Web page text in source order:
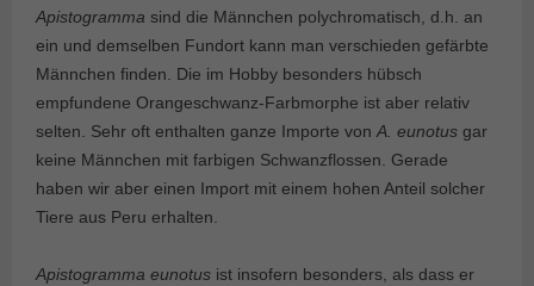
Apistogramma sind die Männchen polychromatisch, d.h. an
ein und demselben Fundort kann man verschieden gefärbte
Männchen finden. Die im Hobby besonders hübsch
empfundene Orangeschwanz-Farbmorphe ist aber relativ
selten. Sehr oft enthalten ganze Importe von A. eunotus gar
keine Männchen mit farbigen Schwanzflossen. Gerade
haben wir aber einen Import mit einem hohen Anteil solcher
Tiere aus Peru erhalten.
Apistogramma eunotus ist insofern besonders, als dass er